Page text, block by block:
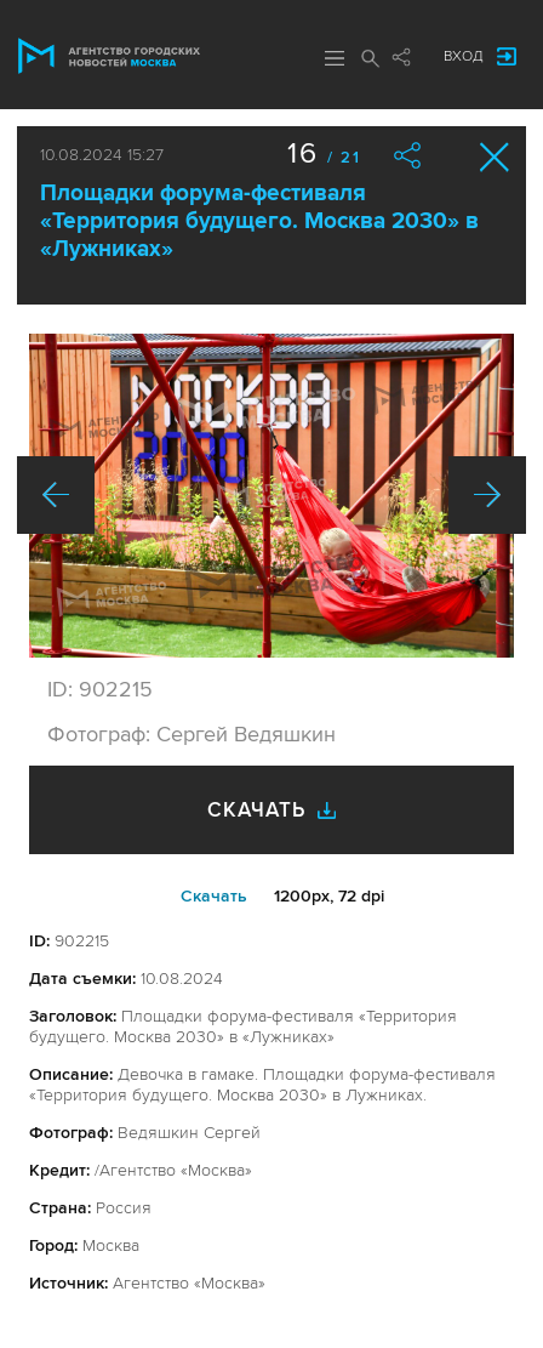
ВХОД
10.08.2024 15:27
Площадки форума-фестиваля
«Территория будущего. Москва 2030» в
«Лужниках»
16 / 21
ID: 902215
Фотограф: Сергей Ведяшкин
СКАЧАТЬ
Cкачать 1200px, 72 dpi
ID: 902215
Дата съемки: 10.08.2024
Заголовок: Площадки форума-фестиваля «Территория
будущего. Москва 2030» в «Лужниках»
Описание: Девочка в гамаке. Площадки форума-фестиваля
«Территория будущего. Москва 2030» в Лужниках.
Фотограф: Ведяшкин Сергей
Кредит: /Агентство «Москва»
Страна: Россия
Город: Москва
Источник: Агентство «Москва»